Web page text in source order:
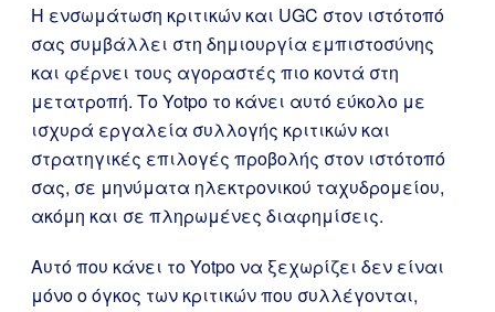
Η ενσωμάτωση κριτικών και UGC στον ιστότοπό
σας συμβάλλει στη δημιουργία εμπιστοσύνης
και φέρνει τους αγοραστές πιο κοντά στη
μετατροπή. Το Yotpo το κάνει αυτό εύκολο με
ισχυρά εργαλεία συλλογής κριτικών και
στρατηγικές επιλογές προβολής στον ιστότοπό
σας, σε μηνύματα ηλεκτρονικού ταχυδρομείου,
ακόμη και σε πληρωμένες διαφημίσεις.
Αυτό που κάνει το Yotpo να ξεχωρίζει δεν είναι
μόνο ο όγκος των κριτικών που συλλέγονται,